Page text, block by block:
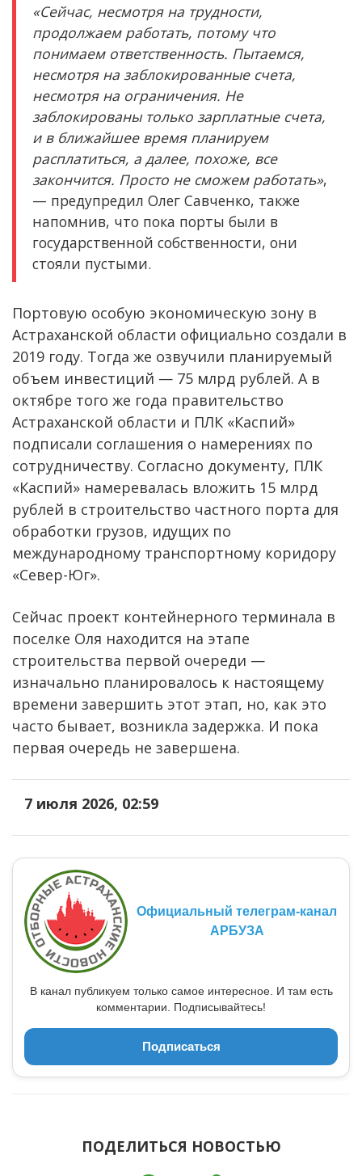
«Сейчас, несмотря на трудности,
продолжаем работать, потому что
понимаем ответственность. Пытаемся,
несмотря на заблокированные счета,
несмотря на ограничения. Не
заблокированы только зарплатные счета,
и в ближайшее время планируем
расплатиться, а далее, похоже, все
закончится. Просто не сможем работать»,
— предупредил Олег Савченко, также
напомнив, что пока порты были в
государственной собственности, они
стояли пустыми.
Портовую особую экономическую зону в
Астраханской области официально создали в
2019 году. Тогда же озвучили планируемый
объем инвестиций — 75 млрд рублей. А в
октябре того же года правительство
Астраханской области и ПЛК «Каспий»
подписали соглашения о намерениях по
сотрудничеству. Согласно документу, ПЛК
«Каспий» намеревалась вложить 15 млрд
рублей в строительство частного порта для
обработки грузов, идущих по
международному транспортному коридору
«Север-Юг».
Сейчас проект контейнерного терминала в
поселке Оля находится на этапе
строительства первой очереди —
изначально планировалось к настоящему
времени завершить этот этап, но, как это
часто бывает, возникла задержка. И пока
первая очередь не завершена.
7 июля 2026, 02:59
Официальный телеграм-канал
АРБУЗА
В канал публикуем только самое интересное. И там есть
комментарии. Подписывайтесь!
Подписаться
ПОДЕЛИТЬСЯ НОВОСТЬЮ